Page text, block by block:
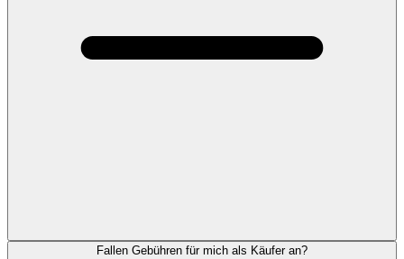
Fallen Gebühren für mich als Käufer an?